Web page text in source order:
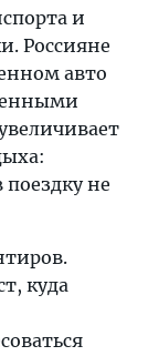
и
Россияне
авто
не
куда